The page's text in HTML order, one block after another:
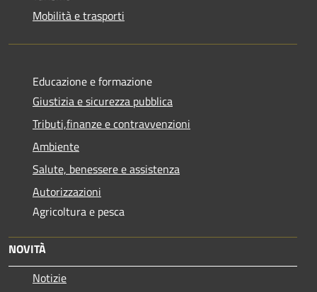
Mobilità e trasporti
Educazione e formazione
Giustizia e sicurezza pubblica
Tributi,finanze e contravvenzioni
Ambiente
Salute, benessere e assistenza
Autorizzazioni
Agricoltura e pesca
NOVITÀ
Notizie